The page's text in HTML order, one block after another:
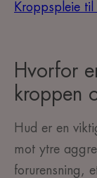
Kroppspleie til
Hvorfor
kroppen
Hud er en
mot ytre
forurensning,